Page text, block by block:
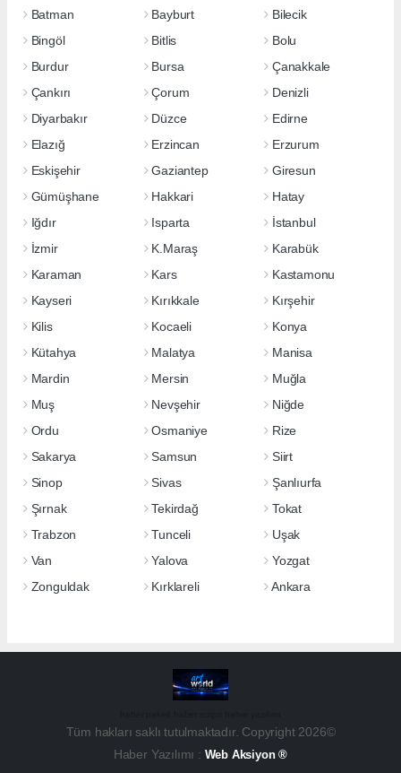
Batman
Bayburt
Bilecik
Bingöl
Bitlis
Bolu
Burdur
Bursa
Çanakkale
Çankırı
Çorum
Denizli
Diyarbakır
Düzce
Edirne
Elazığ
Erzincan
Erzurum
Eskişehir
Gaziantep
Giresun
Gümüşhane
Hakkari
Hatay
Iğdır
Isparta
İstanbul
İzmir
K.Maraş
Karabük
Karaman
Kars
Kastamonu
Kayseri
Kırıkkale
Kırşehir
Kilis
Kocaeli
Konya
Kütahya
Malatya
Manisa
Mardin
Mersin
Muğla
Muş
Nevşehir
Niğde
Ordu
Osmaniye
Rize
Sakarya
Samsun
Siirt
Sinop
Sivas
Şanlıurfa
Şırnak
Tekirdağ
Tokat
Trabzon
Tunceli
Uşak
Van
Yalova
Yozgat
Zonguldak
Kırklareli Ankara
Tüm hakları saklı tutulmaktadır. Copyright 2026©
Haber Yazılımı : Web Aksiyon ®